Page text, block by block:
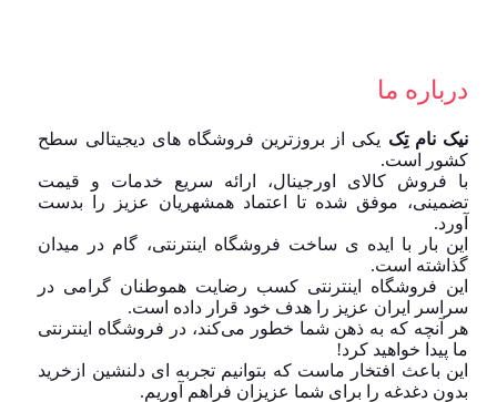
درباره ما
نیک نام تِک یکی از بروزترین فروشگاه های دیجیتالی سطح
کشور است.
با فروش کالای اورجینال، ارائه سریع خدمات و قیمت
تضمینی، موفق شده تا اعتماد همشهریان عزیز را بدست
آورد.
این بار با ایده ی ساخت فروشگاه اینترنتی، گام در میدان
گذاشته است.
این فروشگاه اینترنتی کسب رضایت هموطنان گرامی در
سراسر ایران عزیز را هدف خود قرار داده است.
هر آنچه که به ذهن شما خطور می‌کند، در فروشگاه اینترنتی
ما پیدا خواهید کرد!
این باعث افتخار ماست که بتوانیم تجربه ای دلنشین ازخرید
بدون دغدغه را برای شما عزیزان فراهم آوریم.